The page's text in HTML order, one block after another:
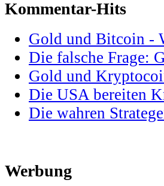
Kommentar-Hits
Gold und Bitcoin -
Die falsche Frage:
Gold und
Die USA bereiten
Die wahren
Werbung